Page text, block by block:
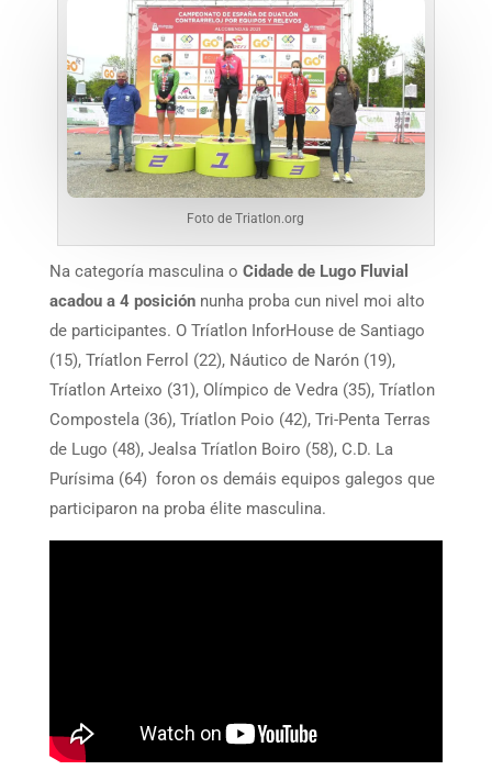
Foto de Triatlon.org
Na categoría masculina o Cidade de Lugo Fluvial
acadou a 4 posiciónnunha proba cun nivel moi alto
de participantes. O Tríatlon InforHouse de Santiago
(15), Tríatlon Ferrol (22), Náutico de Narón (19),
Tríatlon Arteixo (31), Olímpico de Vedra (35), Tríatlon
Compostela (36), Tríatlon Poio (42), Tri-Penta Terras
de Lugo (48), Jealsa Tríatlon Boiro (58), C.D. La
Purísima (64) foron os demáis equipos galegos que
participaron na proba élite masculina.